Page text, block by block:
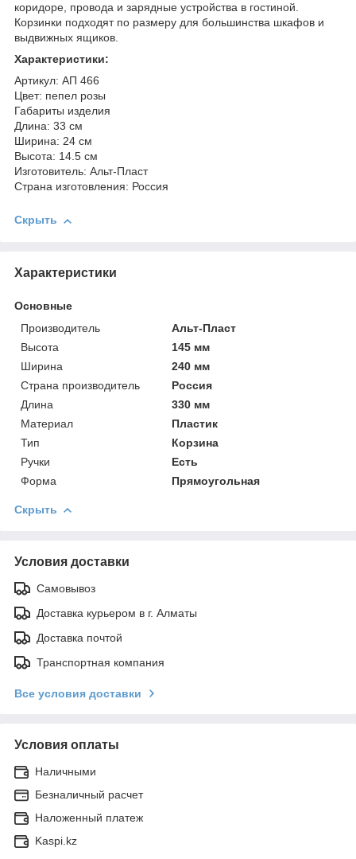
коридоре, провода и зарядные устройства в гостиной.
Корзинки подходят по размеру для большинства шкафов и
выдвижных ящиков.
Характеристики:
Артикул: АП 466
Цвет: пепел розы
Габариты изделия
Длина: 33 см
Ширина: 24 см
Высота: 14.5 см
Изготовитель: Альт-Пласт
Страна изготовления: Россия
Скрыть
Характеристики
Основные
Производитель
Альт-Пласт
Высота
145 мм
Ширина
240 мм
Страна производитель
Россия
Длина
330 мм
Материал
Пластик
Тип
Корзина
Ручки
Есть
Форма
Прямоугольная
Скрыть
Условия доставки
Самовывоз
Доставка курьером в г. Алматы
Доставка почтой
Транспортная компания
Все условия доставки
Условия оплаты
Наличными
Безналичный расчет
Наложенный платеж
Kaspi.kz